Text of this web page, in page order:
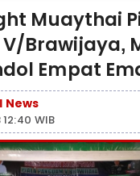
Muaythai
Brawijaya,
Empat
News
WIB